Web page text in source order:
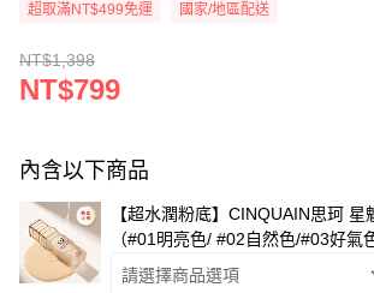
超取滿NT$499免運 國家/地區配送
NT$1,398
NT$799
內含以下商品
【超水潤粉底】CINQUAIN思珂
（#01明亮色/ #02自然色/#03好氣
瓷白色 /＃06柔膚色）
請選擇商品選項